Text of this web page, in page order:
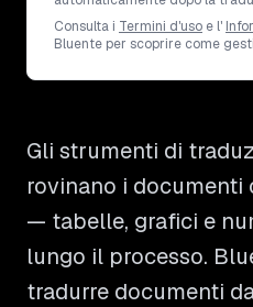
Consulta i Termini d'uso e l'
Bluente per scoprire come
Gli strumenti di
rovinano i
— tabelle, grafici e
lungo il processo.
tradurre documenti